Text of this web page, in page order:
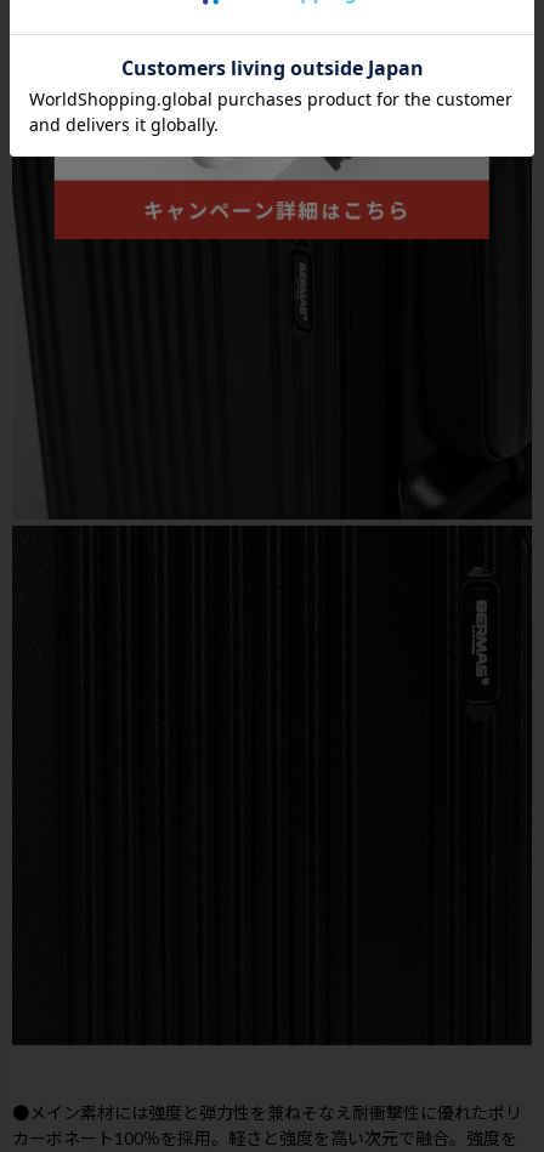
●メイン素材には強度と弾力性を兼ねそなえ耐衝撃性に優れたポリ
カーボネート100％を採用。軽さと強度を高い次元で融合。強度を